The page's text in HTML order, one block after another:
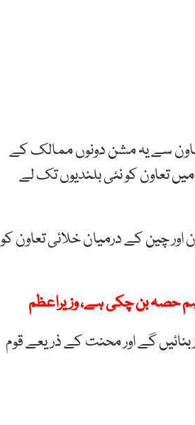
سے یہ مشن دونوں ممالک کے
تعاون کو نئی بلندیوں تک لے
چین کے درمیان خلائی تعاون کو
حصہ بن چکی ہے، وزیراعظم
بنائیں گے اور محنت کے ذریعے قوم